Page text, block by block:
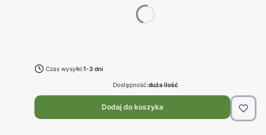
Czas wysyłki:1-3 dni
Dostępność:duża ilość
Dodaj do koszyka